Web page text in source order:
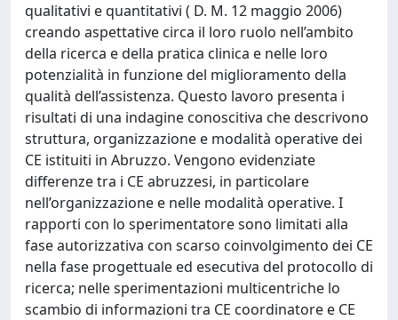
qualitativi e quantitativi ( D. M. 12 maggio 2006)
creando aspettative circa il loro ruolo nell’ambito
della ricerca e della pratica clinica e nelle loro
potenzialità in funzione del miglioramento della
qualità dell’assistenza. Questo lavoro presenta i
risultati di una indagine conoscitiva che descrivono
struttura, organizzazione e modalità operative dei
CE istituiti in Abruzzo. Vengono evidenziate
differenze tra i CE abruzzesi, in particolare
nell’organizzazione e nelle modalità operative. I
rapporti con lo sperimentatore sono limitati alla
fase autorizzativa con scarso coinvolgimento dei CE
nella fase progettuale ed esecutiva del protocollo di
ricerca; nelle sperimentazioni multicentriche lo
scambio di informazioni tra CE coordinatore e CE